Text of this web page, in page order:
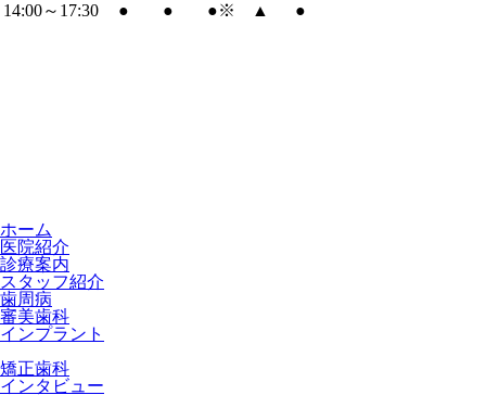
14:00～17:30
● ● ●※ ▲ ●
ホーム
医院紹介
診療案内
スタッフ紹介
歯周病
審美歯科
インプラント
矯正歯科
インタビュー